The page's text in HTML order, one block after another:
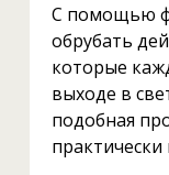
С помощью
обрубать
которые
выходе в
подобная
практически